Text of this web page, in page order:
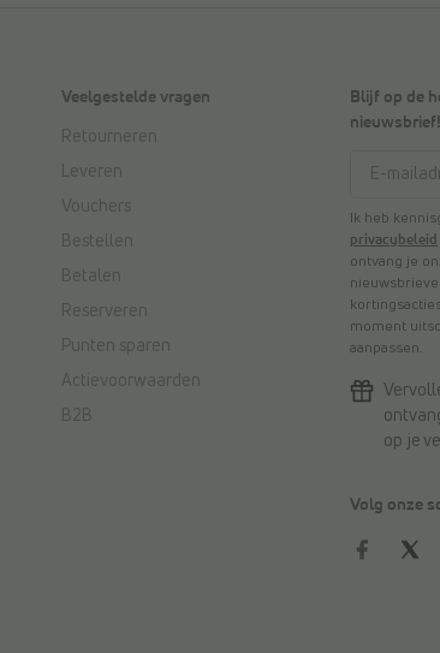
Veelgestelde vragen
Retourneren
Leveren
Vouchers
Bestellen
Betalen
Reserveren
Punten sparen
Actievoorwaarden
B2B
Blijf op de
nieuwsbrief!
Ik heb
privacybeleid
ontvang je
moment
aanpassen.
op je
Volg onze